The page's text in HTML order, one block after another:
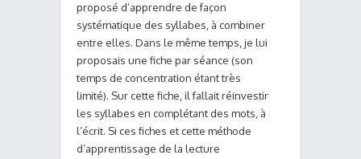
proposé d’apprendre de façon
systématique des syllabes, à combiner
entre elles. Dans le même temps, je lui
proposais une fiche par séance (son
temps de concentration étant très
limité). Sur cette fiche, il fallait réinvestir
les syllabes en complétant des mots, à
l’écrit. Si ces fiches et cette méthode
d’apprentissage de la lecture